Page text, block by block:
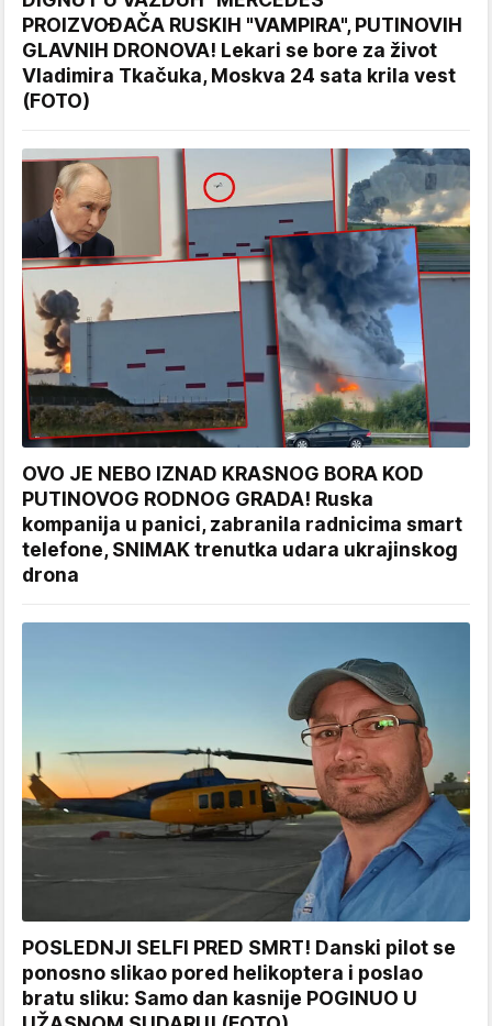
PROIZVOĐAČA RUSKIH "VAMPIRA", PUTINOVIH
GLAVNIH DRONOVA! Lekari se bore za život
Vladimira Tkačuka, Moskva 24 sata krila vest
(FOTO)
OVO JE NEBO IZNAD KRASNOG BORA KOD
PUTINOVOG RODNOG GRADA! Ruska
kompanija u panici, zabranila radnicima smart
telefone, SNIMAK trenutka udara ukrajinskog
drona
POSLEDNJI SELFI PRED SMRT! Danski pilot se
ponosno slikao pored helikoptera i poslao
bratu sliku: Samo dan kasnije POGINUO U